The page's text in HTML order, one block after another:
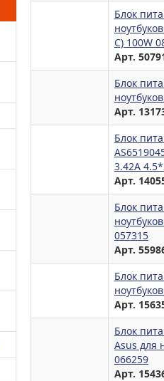
Блок
C) 100W
Арт.
Блок
Арт.
Блок
3.42A
Арт.
Блок
057315
Арт.
Блок
Арт.
Блок
Asus для
066259
Арт.